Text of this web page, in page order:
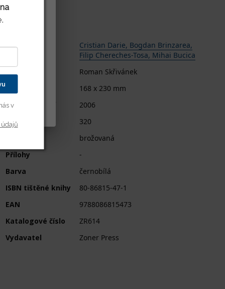
Autor
Cristian Darie, Bogdan Brinzarea,
Filip Chereches-Tosa, Mihai Bucica
Roman Skřivánek
168 x 230 mm
Datum vydání
2006
Počet stran
320
brožovaná
Přílohy
-
Barva
černobílá
ISBN tištěné knihy
80-86815-47-1
EAN
9788086815473
Katalogové číslo
ZR614
Vydavatel
Zoner Press
naše
děláte.
vašim
s
vašich
cookies
v